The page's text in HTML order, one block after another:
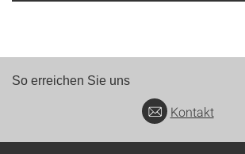
So erreichen Sie uns
Kontakt